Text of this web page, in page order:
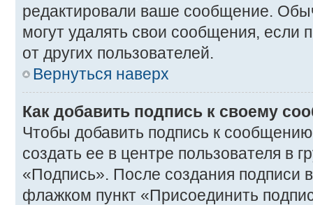
редактировали ваше сообщение.
могут удалять свои сообщения, если
от других пользователей.
Вернуться наверх
Как добавить подпись к своему
Чтобы добавить подпись к
создать ее в центре пользователя в
«Подпись». После создания подписи
флажком пункт «Присоединить